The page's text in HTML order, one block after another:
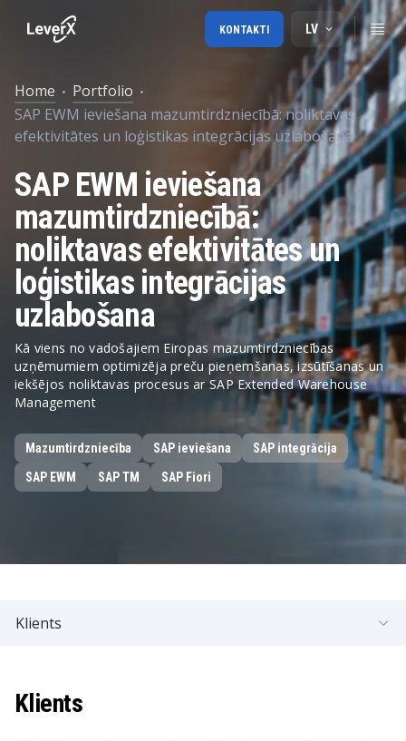
LV
KONTAKTI
Home
Portfolio
SAP EWM ieviešana mazumtirdzniecībā: noliktavas
efektivitātes un loģistikas integrācijas uzlabošana
SAP EWM ieviešana
mazumtirdzniecībā:
noliktavas efektivitātes un
loģistikas integrācijas
uzlabošana
Kā viens no vadošajiem Eiropas mazumtirdzniecības
uzņēmumiem optimizēja preču pieņemšanas, izsūtīšanas un
iekšējos noliktavas procesus ar SAP Extended Warehouse
Management
Mazumtirdzniecība SAP ieviešana
SAP integrācija
SAP EWM
SAP TM SAP Fiori
Klients
Klients